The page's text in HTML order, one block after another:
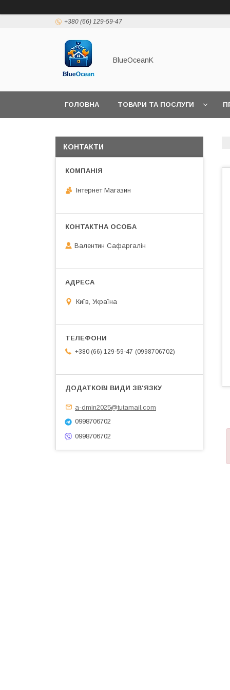
+380 (66) 129-59-47
BlueOceanK
ГОЛОВНА ТОВАРИ ТА ПОСЛУГИ
КОНТАКТИ
Інтернет Магазин
Валентин Сафаргалін
Київ, Україна
+380 (66) 129-59-47 0998706702
a-dmin2025@tutamail.com
0998706702
0998706702